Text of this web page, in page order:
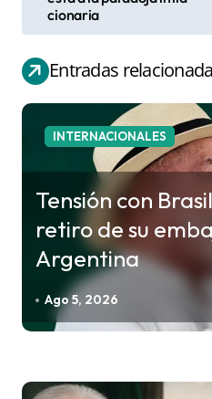
v
e
g
a
n
r
cionaria
Entradas
INTERNACIONALES
Tensión con
retiro de su
Argentina
Ago 5, 2026